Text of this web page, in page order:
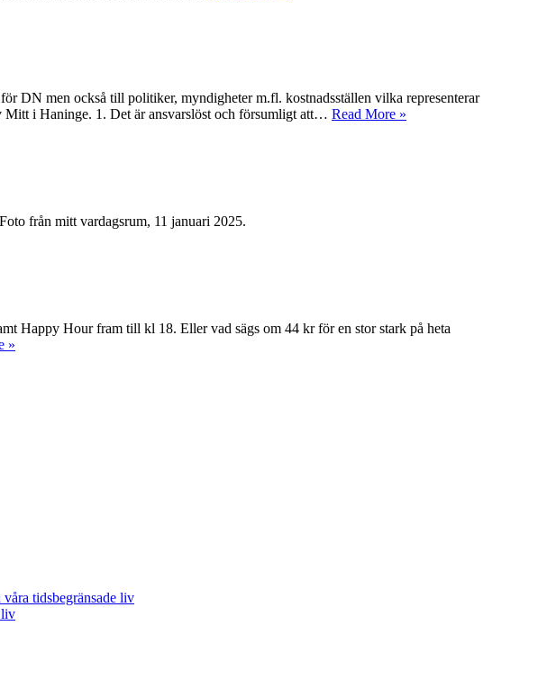
DN men också till politiker, myndigheter m.fl. kostnadsställen vilka representerar
Mitt i Haninge. 1. Det är ansvarslöst och försumligt att… Read More »
från mitt vardagsrum, 11 januari 2025.
Happy Hour fram till kl 18. Eller vad sägs om 44 kr för en stor stark på heta
»
tidsbegränsade liv
liv